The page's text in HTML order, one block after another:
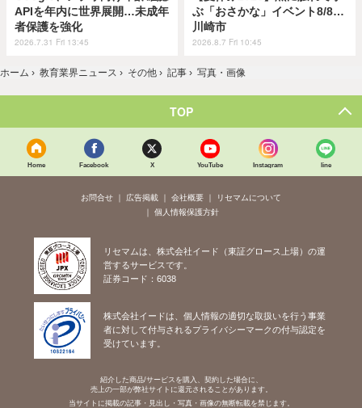
APIを年内に世界展開…未成年
者保護を強化
2026.7.31 Fri 13:45
ぶ「おさかな」イベント8/8…
川崎市
2026.8.7 Fri 10:45
ホーム › 教育業界ニュース › その他 › 記事 › 写真・画像
TOP
Home Facebook X YouTube Instagram line
お問合せ 広告掲載 会社概要
リセマムについて
個人情報保護方針
リセマムは、株式会社イード（東証グロース上場）の運
営するサービスです。
証券コード：6038
株式会社イードは、個人情報の適切な取扱いを行う事業
者に対して付与されるプライバシーマークの付与認定を
受けています。
紹介した商品/サービスを購入、契約した場合に、
売上の一部が弊社サイトに還元されることがあります。
当サイトに掲載の記事・見出し・写真・画像の無断転載を禁じます。